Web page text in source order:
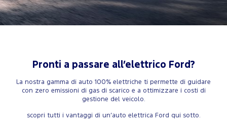
Pronti a passare all’elettrico Ford?
La nostra gamma di auto 100% elettriche ti permette di guidare
con zero emissioni di gas di scarico e a ottimizzare i costi di
gestione del veicolo.
scopri tutti i vantaggi di un’auto elettrica Ford qui sotto.